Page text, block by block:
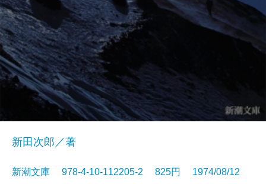
新田次郎／著
新潮文庫 978-4-10-112205-2 825円 1974/08/12